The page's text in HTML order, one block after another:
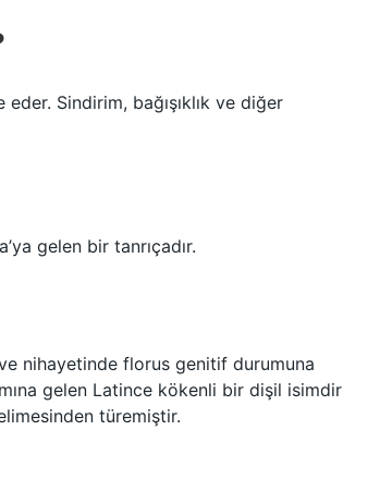
Sindirim, bağışıklık ve diğer
gelen bir tanrıçadır.
nihayetinde florus genitif durumuna
gelen Latince kökenli bir dişil isimdir
türemiştir.